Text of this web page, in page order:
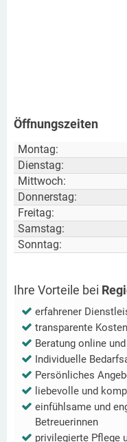
Öffnungszeiten
Montag:
Dienstag:
Mittwoch:
Donnerstag:
Freitag:
Samstag:
Sonntag:
Ihre Vorteile bei
erfahrener
transparente Kosten
Beratung online
Individuelle
Persönliches
liebevolle und
einfühlsame und
Betreuerinnen
privilegierte Pflege